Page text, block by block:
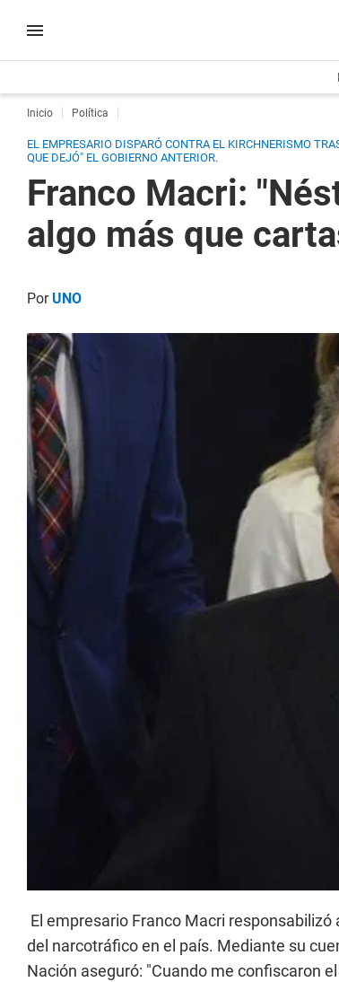
Inicio Política
EL EMPRESARIO DISPARÓ CONTRA EL KIRCHNERISMO
QUE DEJÓ" EL GOBIERNO ANTERIOR.
Franco Macri:
algo más que
PorUNO
El empresario Franco Macri
del narcotráfico en el país. Mediante su
Nación aseguró: "Cuando me confiscaron